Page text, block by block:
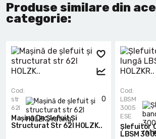
Produse similare din
categorie:
0
Cod:
str
62l
Mașină De Șlefuit Și
Structurat Str 62l HOLZK..
Cod:
LBSM
3005
ESE
Șlefuitor
LBSM